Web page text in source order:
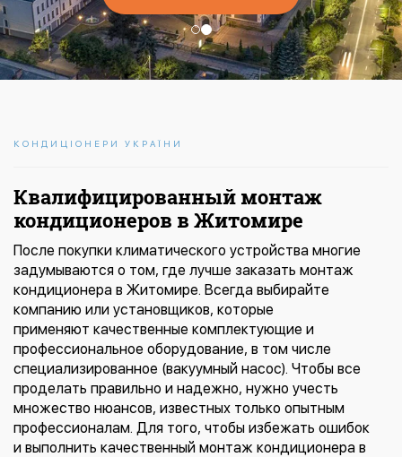
КОНДИЦІОНЕРИ УКРАЇНИ
Квалифицированный монтаж
кондиционеров в Житомире
После покупки климатического устройства многие
задумываются о том, где лучше заказать монтаж
кондиционера в Житомире. Всегда выбирайте
компанию или установщиков, которые
применяют качественные комплектующие и
профессиональное оборудование, в том числе
специализированное (вакуумный насос). Чтобы все
проделать правильно и надежно, нужно учесть
множество нюансов, известных только опытным
профессионалам. Для того, чтобы избежать ошибок
и выполнить качественный монтаж кондиционера в